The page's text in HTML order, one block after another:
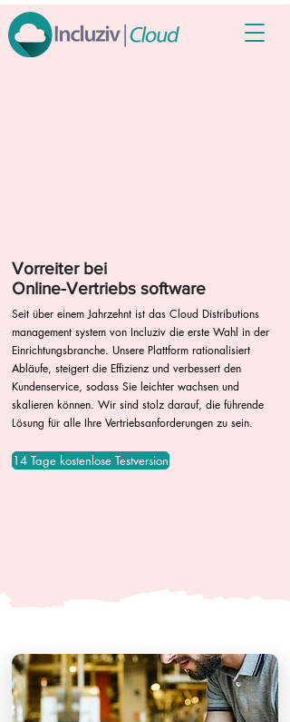
Vorreiter bei
Online-Vertriebs software
Seit über einem Jahrzehnt ist das Cloud Distributions
management system von Incluziv die erste Wahl in der
Einrichtungsbranche. Unsere Plattform rationalisiert
Abläufe, steigert die Effizienz und verbessert den
Kundenservice, sodass Sie leichter wachsen und
skalieren können. Wir sind stolz darauf, die führende
Lösung für alle Ihre Vertriebsanforderungen zu sein.
14 Tage kostenlose Testversion